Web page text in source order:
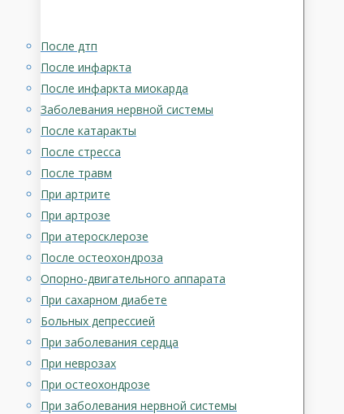
После дтп
После инфаркта
После инфаркта миокарда
Заболевания нервной системы
После катаракты
После стресса
После травм
При артрите
При артрозе
При атеросклерозе
После остеохондроза
Опорно-двигательного аппарата
При сахарном диабете
Больных депрессией
При заболевания сердца
При неврозах
При остеохондрозе
При заболевания нервной системы